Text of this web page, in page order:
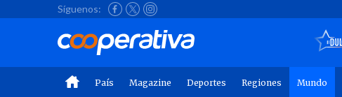
Síguenos:
País Magazine Deportes Regiones Mundo